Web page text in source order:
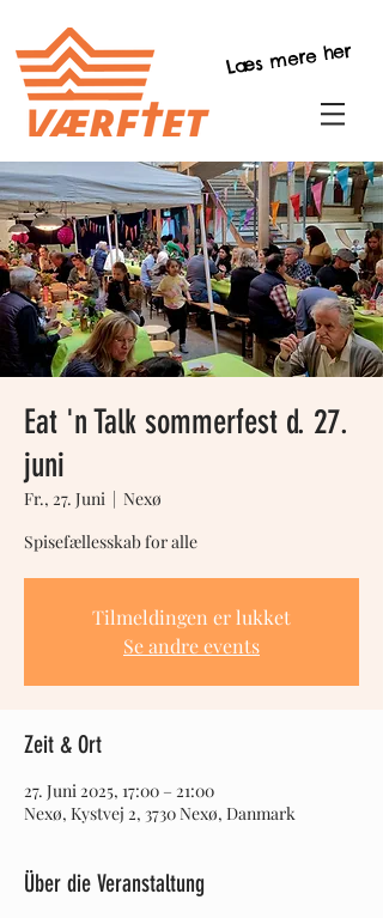
Læs mere her
Eat 'n Talk sommerfest d. 27.
juni
Fr., 27. Juni
  |
Nexø
Spisefællesskab for alle
Tilmeldingen er lukket
Se andre events
Zeit & Ort
27. Juni 2025, 17:00 – 21:00
Nexø, Kystvej 2, 3730 Nexø, Danmark
Über die Veranstaltung